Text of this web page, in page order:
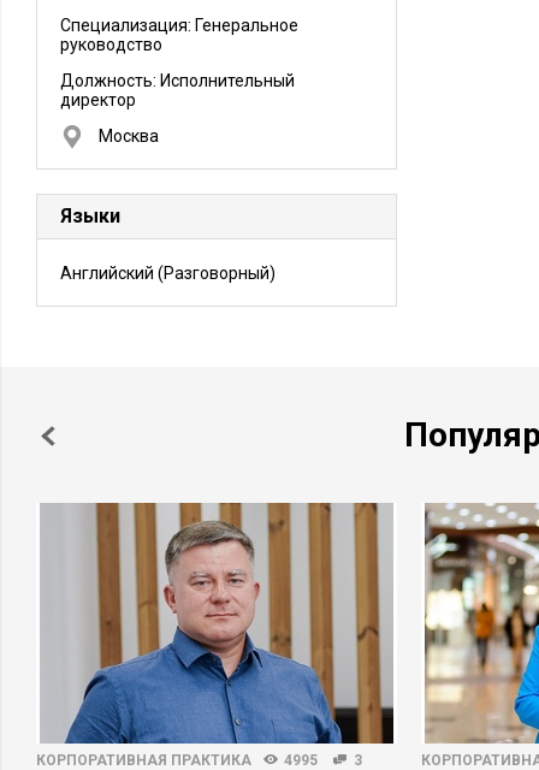
Специализация: Генеральное
руководство
Должность: Исполнительный
директор
Москва
Языки
Английский (Разговорный)
КОРПОРАТИВНАЯ ПРАКТИКА 4995 3